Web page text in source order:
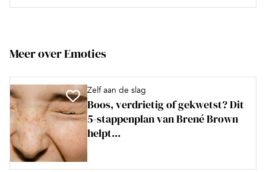
Meer over Emoties
Zelf aan de slag
Boos, verdrietig of gekwetst? Dit
5-stappenplan van Brené Brown
helpt...